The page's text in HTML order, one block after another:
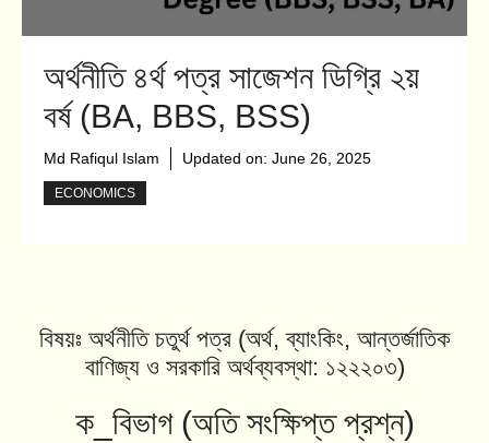
অর্থনীতি ৪র্থ পত্র সাজেশন ডিগ্রি ২য়
বর্ষ (BA, BBS, BSS)
Md Rafiqul Islam Updated on: June 26, 2025
ECONOMICS
বিষয়ঃ অর্থনীতি চতুর্থ পত্র (অর্থ, ব্যাংকিং, আন্তর্জাতিক
বাণিজ্য ও সরকারি অর্থব্যবস্থা: ১২২২০৩)
ক_বিভাগ (অতি সংক্ষিপ্ত প্রশ্ন)